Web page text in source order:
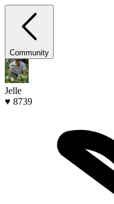
Community
Jelle
♥ 8739